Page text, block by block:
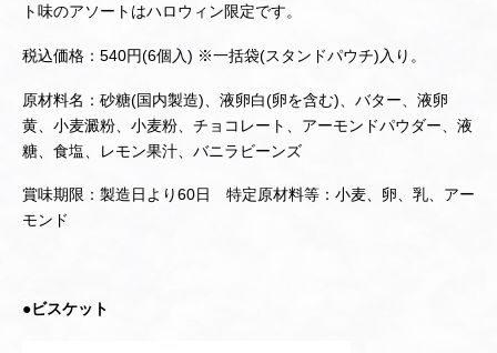
ト味のアソートはハロウィン限定です。
税込価格：540円(6個入) ※一括袋(スタンドパウチ)入り。
原材料名：砂糖(国内製造)、液卵白(卵を含む)、バター、液卵
黄、小麦澱粉、小麦粉、チョコレート、アーモンドパウダー、液
糖、食塩、レモン果汁、バニラビーンズ
賞味期限：製造日より60日 特定原材料等：小麦、卵、乳、アー
モンド
●ビスケット